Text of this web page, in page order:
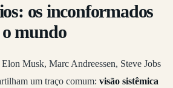
os inconformados
mundo
Musk, Marc Andreessen, Steve Jobs
um traço comum: visão sistêmica